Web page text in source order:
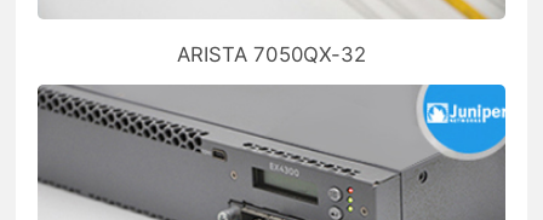
ARISTA 7050QX-32